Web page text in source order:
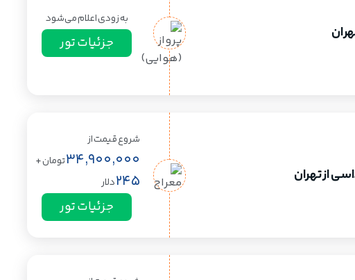
به زودی اعلام می‌شود
جزئیات تور
از تهران
شروع قیمت از
34,900,000تومان+
245دلار
جزئیات تور